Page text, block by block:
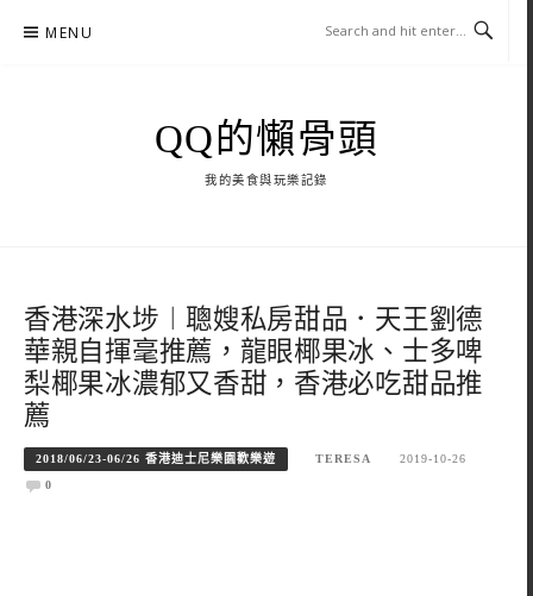
MENU
QQ的懶骨頭
我的美食與玩樂記錄
香港深水埗︱聰嫂私房甜品．天王劉德
華親自揮毫推薦，龍眼椰果冰、士多啤
梨椰果冰濃郁又香甜，香港必吃甜品推
薦
2018/06/23-06/26 香港迪士尼樂園歡樂遊 TERESA
2019-10-26
0